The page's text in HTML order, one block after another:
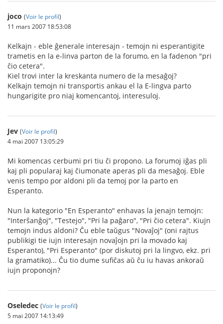
joco (Voir le profil)
11 mars 2007 18:53:08
Kelkajn - eble ĝenerale interesajn - temojn ni esperantigite
trametis en la e-linva parton de la forumo, en la fadenon "pri
ĉio cetera".
Kiel trovi inter la kreskanta numero de la mesaĝoj?
Kelkajn temojn ni transportis ankau el la E-lingva parto
hungarigite pro niaj komencantoj, interesuloj.
Jev (Voir le profil)
4 mai 2007 13:05:29
Mi komencas cerbumi pri tiu ĉi propono. La forumoj iĝas pli
kaj pli popularaj kaj ĉiumonate aperas pli da mesaĝoj. Eble
venis tempo por aldoni pli da temoj por la parto en
Esperanto.
Nun la kategorio "En Esperanto" enhavas la jenajn temojn:
"Interŝanĝoj", "Testejo", "Pri la paĝaro", "Pri ĉio cetera". Kiujn
temojn indus aldoni? Ĉu eble taŭgus "Novaĵoj" (oni rajtus
publikigi tie iujn interesajn novaĵojn pri la movado kaj
Esperanto), "Pri Esperanto" (por diskutoj pri la lingvo, ekz. pri
la gramatiko)... Ĉu tio dume sufiĉas aŭ ĉu iu havas ankoraŭ
iujn proponojn?
Oseledec (Voir le profil)
5 mai 2007 14:13:49